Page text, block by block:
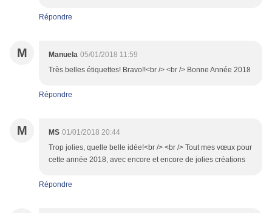
Répondre
M Manuela 05/01/2018 11:59
Très belles étiquettes! Bravo!!<br /> <br /> Bonne Année 2018
Répondre
M MS 01/01/2018 20:44
Trop jolies, quelle belle idée!<br /> <br /> Tout mes vœux pour
cette année 2018, avec encore et encore de jolies créations
Répondre